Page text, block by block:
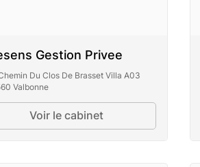
Ingesens Gestion
Privee
Gestion Privee
Du Clos De Brasset Villa A03
Valbonne
Voir le cabinet